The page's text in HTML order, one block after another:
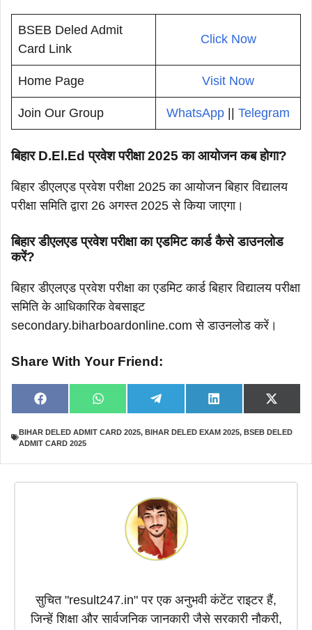
BSEB Deled Admit
Card Link
Click Now
Home Page Visit Now
Join Our Group WhatsApp || Telegram
बिहार D.El.Ed प्रवेश परीक्षा 2025 का आयोजन कब होगा?
बिहार डीएलएड प्रवेश परीक्षा 2025 का आयोजन बिहार विद्यालय
परीक्षा समिति द्वारा 26 अगस्त 2025 से किया जाएगा।
बिहार डीएलएड प्रवेश परीक्षा का एडमिट कार्ड कैसे डाउनलोड
करें?
बिहार डीएलएड प्रवेश परीक्षा का एडमिट कार्ड बिहार विद्यालय परीक्षा
समिति के आधिकारिक वेबसाइट
secondary.biharboardonline.com से डाउनलोड करें।
Share With Your Friend:
Share
on
F
a
e
b
o
Share
on
W
h
t
p
Share
on
e
e
a
Share
on
L
i
k
I
Share
on
X
(
w
t
BIHAR DELED ADMIT CARD 2025, BIHAR DELED EXAM 2025, BSEB DELED
ADMIT CARD 2025
सुचित "result247.in" पर एक अनुभवी कंटेंट राइटर हैं,
जिन्हें शिक्षा और सार्वजनिक जानकारी जैसे सरकारी नौकरी,